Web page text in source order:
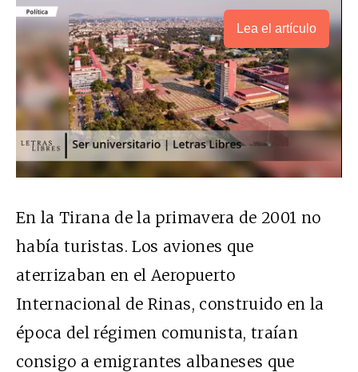
Lea el artículo
En la Tirana de la primavera de 2001 no
había turistas. Los aviones que
aterrizaban en el Aeropuerto
Internacional de Rinas, construido en la
época del régimen comunista, traían
consigo a emigrantes albaneses que